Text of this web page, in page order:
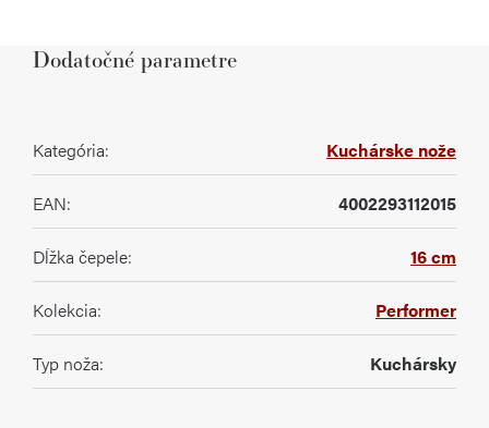
Dodatočné parametre
Kategória: Kuchárske nože
EAN: 4002293112015
Dĺžka čepele: 16 cm
Kolekcia: Performer
Typ noža: Kuchársky